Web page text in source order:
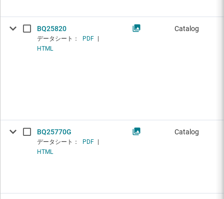
BQ25820
データシート： PDF
HTML
Catalog
BQ25770G
データシート： PDF
HTML
Catalog